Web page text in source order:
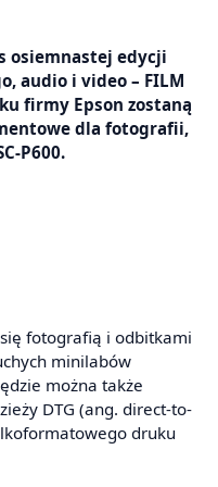
osiemnastej edycji
audio i video – FILM
firmy Epson zostaną
dla fotografii,
P600.
fotografią i odbitkami
minilabów
można także
DTG (ang. direct-to-
druku